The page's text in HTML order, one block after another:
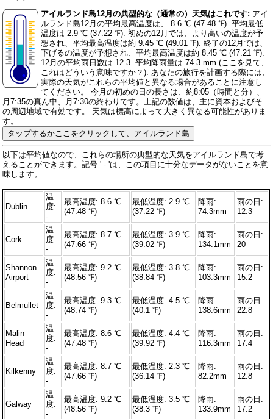
アイルランド島12月の典型的な（通常の）天気はこれです: アイ
ルランド島12月の平均最高温度は、 8.6 ℃ (47.48 ℉). 平均最低
温度は 2.9 ℃ (37.22 ℉). 初めの12月では、より高いの温度が予
想され、平均最高温度は約 9.45 ℃ (49.01 ℉). 終了の12月では、
下げるの温度が予想され、平均最高温度は約 8.45 ℃ (47.21 ℉).
12月の平均雨日数は 12.3. 平均降雨量は 74.3 mm ( ここを見て、
これはどういう意味ですか？). あなたの旅行を計画する際には、
実際の天気がこれらの平均値と異なる場合があることに注意し
てください。 今月の初めの日の長さは、約8:05（時間と分）、
月7:35の真ん中、月7:30の終わりです。上記の数値は、主に資本およびそ
の周辺地域で有効です。 天気は標高によって大きく異なる可能性がありま
す。
タップするかここをクリックして、アイルランド島
以下は平均値なので、これらの場所の典型的な天気をアイルランド島で考
えることができます。記号 ' - 'は、この項目に十分なデータがないことを意
味します。
Dublin
温
度:
-
最高温度: 8.6 ℃
(47.48 ℉)
最低温度: 2.9 ℃
(37.22 ℉)
降雨:
74.3mm
雨の日:
12.3
Cork
温
度:
-
最高温度: 8.7 ℃
(47.66 ℉)
最低温度: 3.9 ℃
(39.02 ℉)
降雨:
134.1mm
雨の日:
20
Shannon
Airport
温
度:
-
最高温度: 9.2 ℃
(48.56 ℉)
最低温度: 3.8 ℃
(38.84 ℉)
降雨:
103.3mm
雨の日:
15.2
Belmullet
温
度:
-
最高温度: 9.3 ℃
(48.74 ℉)
最低温度: 4.5 ℃
(40.1 ℉)
降雨:
138.6mm
雨の日:
22.8
Malin
Head
温
度:
-
最高温度: 8.6 ℃
(47.48 ℉)
最低温度: 4.4 ℃
(39.92 ℉)
降雨:
116.3mm
雨の日:
17.4
Kilkenny
温
度:
-
最高温度: 8.7 ℃
(47.66 ℉)
最低温度: 2.3 ℃
(36.14 ℉)
降雨:
82.2mm
雨の日:
12.8
Galway
温
度:
-
最高温度: 9.2 ℃
(48.56 ℉)
最低温度: 3.5 ℃
(38.3 ℉)
降雨:
133.9mm
雨の日:
17.2